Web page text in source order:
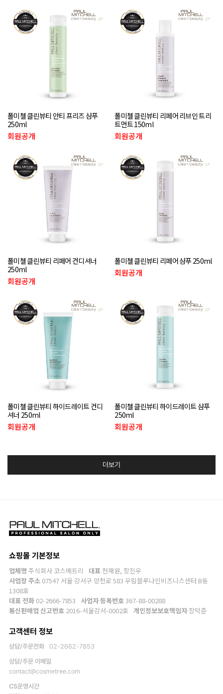
폴미첼 클린뷰티 안티 프리즈 샴푸
250ml
회원공개
폴미첼 클린뷰티 리페어 리브인 트리
트먼트 150ml
회원공개
폴미첼 클린뷰티 리페어 컨디셔너
250ml
회원공개
폴미첼 클린뷰티 리페어 샴푸 250ml
회원공개
폴미첼 클린뷰티 하이드레이트 컨디
셔너 250ml
회원공개
폴미첼 클린뷰티 하이드레이트 샴푸
250ml
회원공개
더보기
쇼핑몰 기본정보
업체명 주식회사 코스메트리 대표 천재원, 장진우
사업장 주소 07547 서울 강서구 양천로 583 우림블루나인비즈니스센터 B동
1308호
대표 전화 02-2666-7853 사업자 등록번호367-88-00288
통신판매업 신고번호 2016-서울강서-0002호 개인정보보호책임자 장덕준
고객센터 정보
상담/주문전화
02-2662-7853
상담/주문 이메일
contact@cosmetree.com
CS운영시간